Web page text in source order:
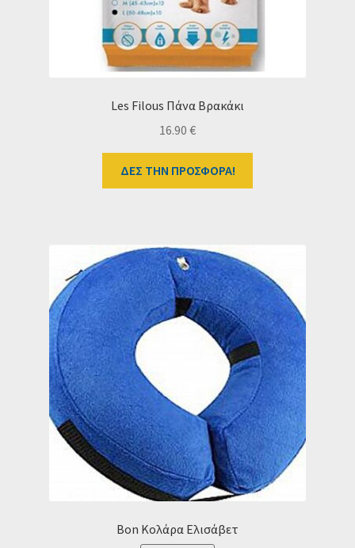
Les Filous Πάνα Βρακάκι
16.90 €
ΔΕΣ ΤΗΝ ΠΡΟΣΦΟΡΑ!
Bon Κολάρα Ελισάβετ